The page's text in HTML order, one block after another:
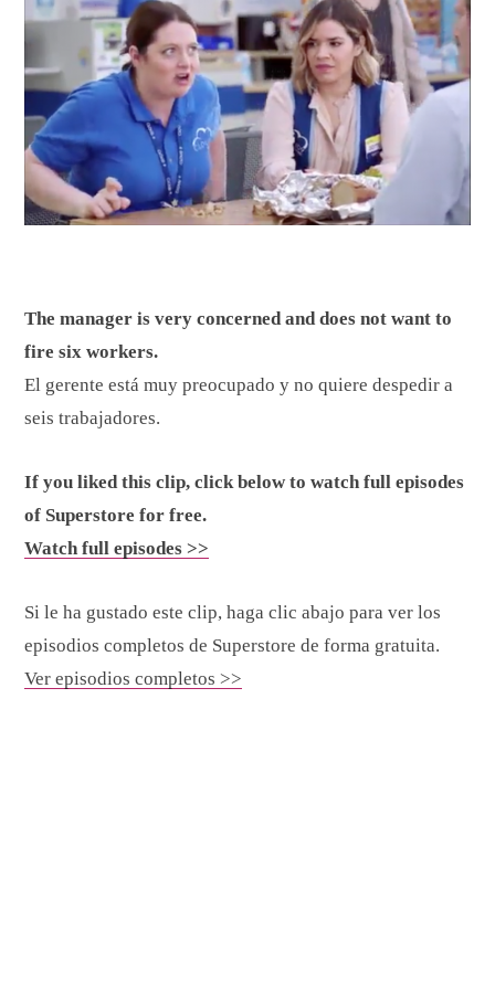
The manager is very concerned and does not want to
fire six workers.
El gerente está muy preocupado y no quiere despedir a
seis trabajadores.
If you liked this clip, click below to watch full episodes
of Superstore for free.
Watch full episodes >>
Si le ha gustado este clip, haga clic abajo para ver los
episodios completos de Superstore de forma gratuita.
Ver episodios completos >>